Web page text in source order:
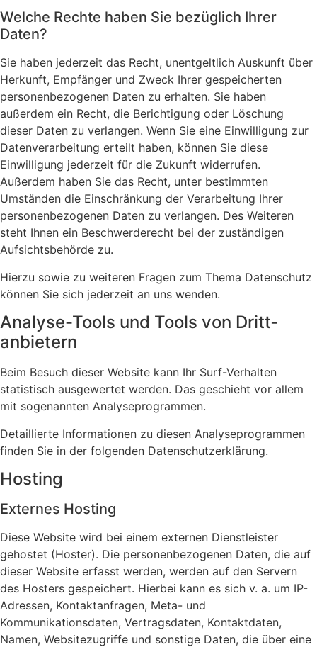
Welche Rechte haben Sie bezüglich Ihrer
Daten?
Sie haben jederzeit das Recht, unentgeltlich Auskunft über
Herkunft, Empfänger und Zweck Ihrer gespeicherten
personenbezogenen Daten zu erhalten. Sie haben
außerdem ein Recht, die Berichtigung oder Löschung
dieser Daten zu verlangen. Wenn Sie eine Einwilligung zur
Datenverarbeitung erteilt haben, können Sie diese
Einwilligung jederzeit für die Zukunft widerrufen.
Außerdem haben Sie das Recht, unter bestimmten
Umständen die Einschränkung der Verarbeitung Ihrer
personenbezogenen Daten zu verlangen. Des Weiteren
steht Ihnen ein Beschwerderecht bei der zuständigen
Aufsichtsbehörde zu.
Hierzu sowie zu weiteren Fragen zum Thema Datenschutz
können Sie sich jederzeit an uns wenden.
Analyse-Tools und Tools von Dritt­
anbietern
Beim Besuch dieser Website kann Ihr Surf-Verhalten
statistisch ausgewertet werden. Das geschieht vor allem
mit sogenannten Analyseprogrammen.
Detaillierte Informationen zu diesen Analyseprogrammen
finden Sie in der folgenden Datenschutzerklärung.
Hosting
Externes Hosting
Diese Website wird bei einem externen Dienstleister
gehostet (Hoster). Die personenbezogenen Daten, die auf
dieser Website erfasst werden, werden auf den Servern
des Hosters gespeichert. Hierbei kann es sich v. a. um IP-
Adressen, Kontaktanfragen, Meta- und
Kommunikationsdaten, Vertragsdaten, Kontaktdaten,
Namen, Websitezugriffe und sonstige Daten, die über eine